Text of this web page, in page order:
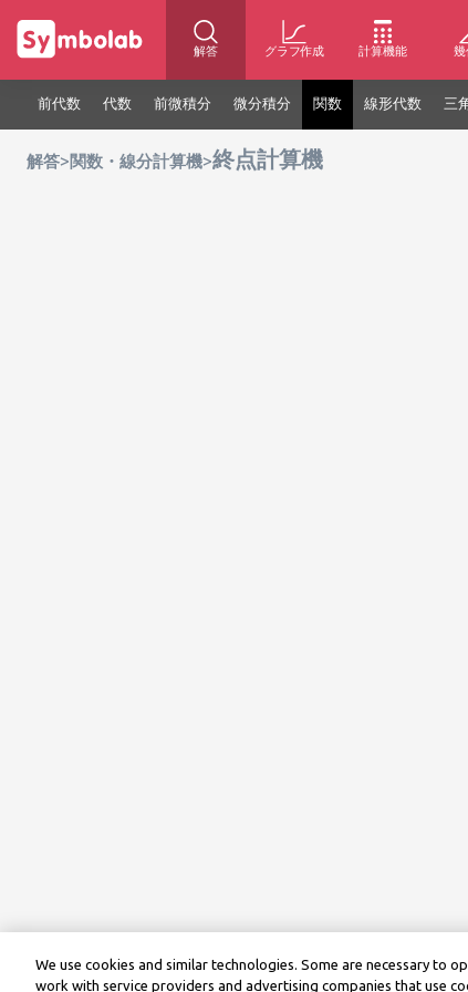
解答 グラフ作成 計算機能 幾
前代数 代数 前微積分 微分積分 関数 線形代数 三
解答>関数・線分計算機>終点計算機
We use cookies and similar technologies. Some are necessary to
work with service providers and advertising companies that use